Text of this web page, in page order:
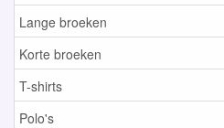
Lange broeken
Korte broeken
T-shirts
Polo's